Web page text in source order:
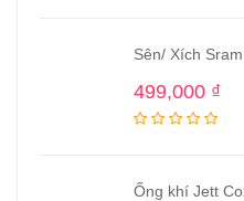
Sên/ Xích
499,000 ₫
Ống khí Jett